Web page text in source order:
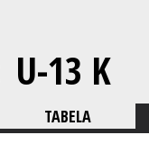
U-13 K
TABELA